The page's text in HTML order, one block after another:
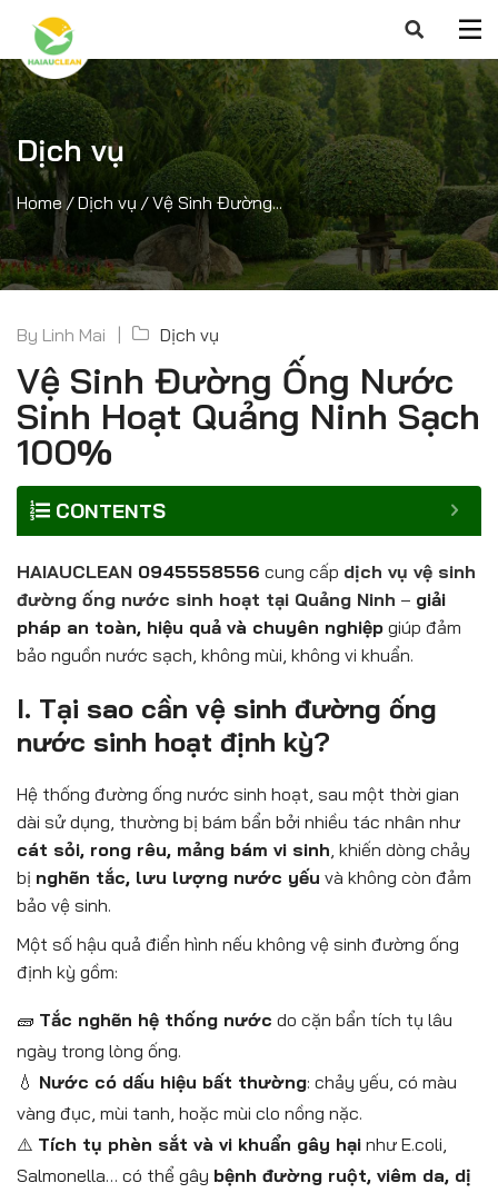
Dịch vụ
Home/Dịch vụ /Vệ Sinh Đường...
By Linh Mai Dịch vụ
Vệ Sinh Đường Ống Nước
Sinh Hoạt Quảng Ninh Sạch
100%
CONTENTS
HAIAUCLEAN 0945558556 cung cấp dịch vụ vệ sinh
đường ống nước sinh hoạt tại Quảng Ninh – giải
pháp an toàn, hiệu quả và chuyên nghiệp giúp đảm
bảo nguồn nước sạch, không mùi, không vi khuẩn.
I. Tại sao cần vệ sinh đường ống
nước sinh hoạt định kỳ?
Hệ thống đường ống nước sinh hoạt, sau một thời gian
dài sử dụng, thường bị bám bẩn bởi nhiều tác nhân như
cát sỏi, rong rêu, mảng bám vi sinh , khiến dòng chảy
bị nghẽn tắc, lưu lượng nước yếu và không còn đảm
bảo vệ sinh.
Một số hậu quả điển hình nếu không vệ sinh đường ống
định kỳ gồm:
🧱 Tắc nghẽn hệ thống nước do cặn bẩn tích tụ lâu
ngày trong lòng ống.
💧 Nước có dấu hiệu bất thường: chảy yếu, có màu
vàng đục, mùi tanh, hoặc mùi clo nồng nặc.
⚠️ Tích tụ phèn sắt và vi khuẩn gây hại như E.coli,
Salmonella… có thể gây bệnh đường ruột, viêm da, dị